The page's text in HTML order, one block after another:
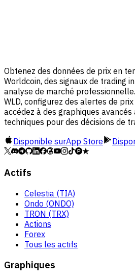
Obtenez des données de prix en
Worldcoin, des signaux de trading
analyse de marché
WLD, configurez des alertes de
accédez à des graphiques
techniques pour des décisions de
Disponible surApp Store
Actifs
Celestia (TIA)
Ondo (ONDO)
TRON (TRX)
Actions
Forex
Tous les actifs
Graphiques